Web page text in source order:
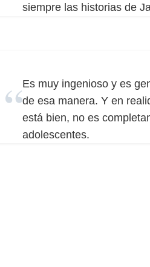
siempre las historias de
Es muy ingenioso y es
de esa manera. Y en
está bien, no es
adolescentes.